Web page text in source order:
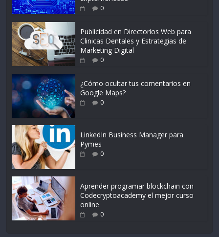
0
Publicidad en Directorios Web para
Clinicas Dentales y Estrategias de
Marketing Digital
0
¿Cómo ocultar tus comentarios en
Google Maps?
0
LinkedIn Business Manager para
Pymes
0
Aprender programar blockchain con
Codecryptoacademy el mejor curso
online
0